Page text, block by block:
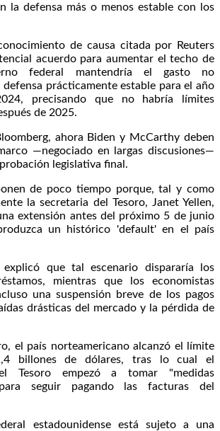
la defensa más o menos estable con los
de causa citada por Reuters
acuerdo para aumentar el techo de
federal mantendría el gasto no
prácticamente estable para el año
precisando que no habría límites
de 2025.
ahora Biden y McCarthy deben
—negociado en largas discusiones—
legislativa final.
de poco tiempo porque, tal y como
la secretaria del Tesoro, Janet Yellen,
extensión antes del próximo 5 de junio
un histórico 'default' en el país
explicó que tal escenario dispararía los
mientras que los economistas
una suspensión breve de los pagos
drásticas del mercado y la pérdida de
el país norteamericano alcanzó el límite
billones de dólares, tras lo cual el
Tesoro empezó a tomar "medidas
seguir pagando las facturas del
estadounidense está sujeto a una